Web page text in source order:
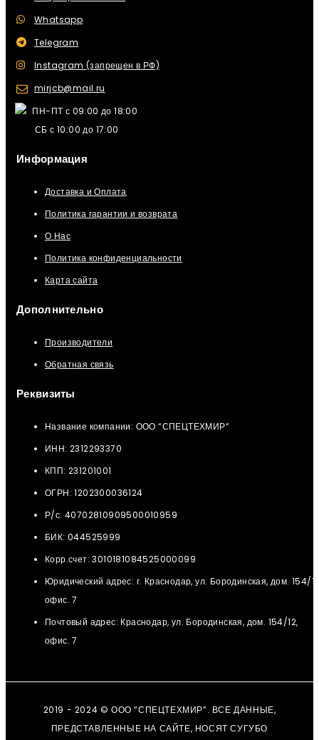
Whatsapp
Telegram
Instagram (запрещен в РФ)
mirjcb@mail.ru
ПН-ПТ с 09:00 до 18:00
СБ с 10:00 до 17:00
Информация
Доставка и Оплата
Политика гарантии и возврата
О Нас
Политика конфиденциальности
Карта сайта
Дополнительно
Производители
Обратная связь
Реквизиты
Название компании: ООО “СПЕЦТЕХМИР“
ИНН: 2312293370
КПП: 231201001
ОГРН: 1202300036124
Р/с: 40702810909500010959
БИК: 044525999
Корр.счет: 3010181084525000099
Юридический адрес: г. Краснодар, ул. Бородинская, дом. 154/
офис. 7
Почтовый адрес: Краснодар, ул. Бородинская, дом. 154/12,
офис. 7
2019 - 2024 © ООО “СПЕЦТЕХМИР”. ВСЕ ДАННЫЕ,
ПРЕДСТАВЛЕННЫЕ НА САЙТЕ, НОСЯТ СУГУБО